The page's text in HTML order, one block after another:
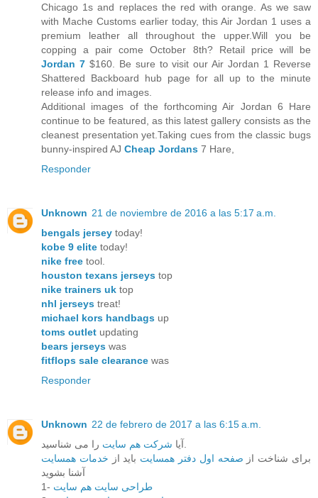
Chicago 1s and replaces the red with orange. As we saw
with Mache Customs earlier today, this Air Jordan 1 uses a
premium leather all throughout the upper.Will you be
copping a pair come October 8th? Retail price will be
Jordan 7$160. Be sure to visit our Air Jordan 1 Reverse
Shattered Backboard hub page for all up to the minute
release info and images.
Additional images of the forthcoming Air Jordan 6 Hare
continue to be featured, as this latest gallery consists as the
cleanest presentation yet.Taking cues from the classic bugs
bunny-inspired AJ Cheap Jordans 7 Hare,
Responder
Unknown 21 de noviembre de 2016 a las 5:17 a.m.
bengals jersey today!
kobe 9 elite today!
nike free tool.
houston texans jerseys top
nike trainers uk top
nhl jerseys treat!
michael kors handbags up
toms outlet updating
bears jerseys was
fitflops sale clearance was
Responder
Unknown 22 de febrero de 2017 a las 6:15 a.m.
آیا شرکت هم سایت
را می شناسید.
برای شناخت از صفحه اول دفتر همسایت باید از خدمات همسایت
آشنا بشوید
1- طراحی سایت هم سایت